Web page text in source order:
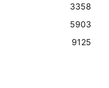
3358
5903
9125